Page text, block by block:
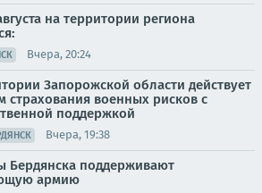
на территории региона
Вчера, 20:24
Запорожской области действует
страхования военных рисков с
поддержкой
Вчера, 19:38
Бердянска поддерживают
армию